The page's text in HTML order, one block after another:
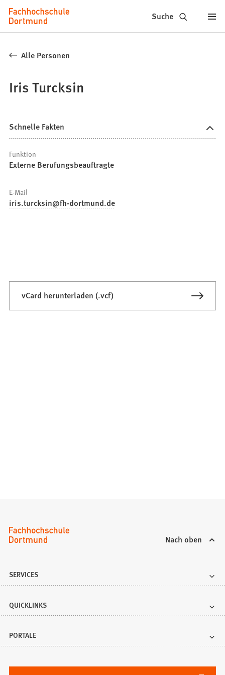
Inhalt anspringen
Fachhochschule
Dortmund
-
Studiengänge,
Suche
Alle Personen
Iris Turcksin
Schnelle Fakten
Funktion
Externe Berufungsbeauftragte
E-Mail
iris.turcksin fh-dortmund de
vCard herunterladen (.vcf)
Nach oben
SERVICES
QUICKLINKS
PORTALE